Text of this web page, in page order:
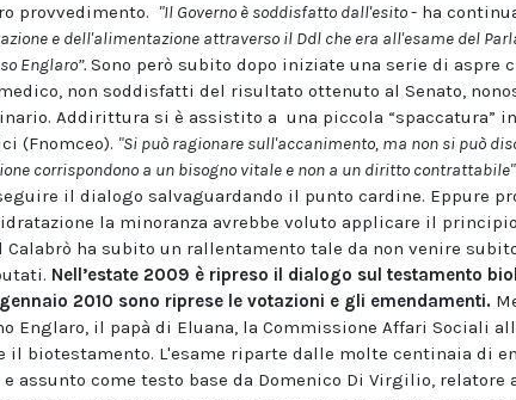
provvedimento. "Il Governo è soddisfatto dall'esito- ha
e dell'alimentazione attraverso il Ddl che era all'esame del
Englaro”.Sono però subito dopo iniziate una serie di aspre
non soddisfatti del risultato ottenuto al Senato,
Addirittura si è assistito a una piccola “spaccatura”
(Fnomceo). "Si può ragionare sull'accanimento, ma non si può
corrispondono a un bisogno vitale e non a un diritto contrattabile"
il dialogo salvaguardando il punto cardine. Eppure
la minoranza avrebbe voluto applicare il
ha subito un rallentamento tale da non venire
Nell’estate 2009 è ripreso il dialogo sul testamento
2010 sono riprese le votazioni e gli emendamenti.
Englaro, il papà di Eluana, la Commissione Affari Sociali
il biotestamento. L'esame riparte dalle molte centinaia di
e assunto come testo base da Domenico Di Virgilio,